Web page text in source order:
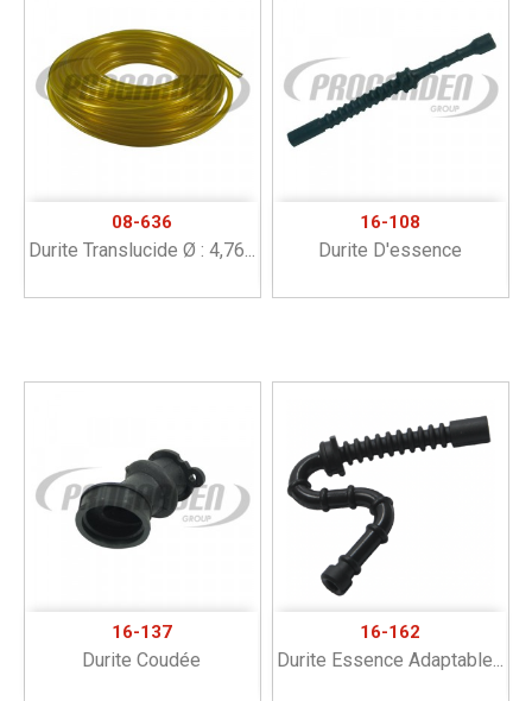
08-636
Durite Translucide Ø : 4,76...
16-108
Durite D'essence
16-137
Durite Coudée
16-162
Durite Essence Adaptable...